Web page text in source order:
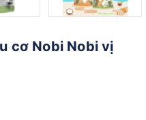
cơ Nobi Nobi vị